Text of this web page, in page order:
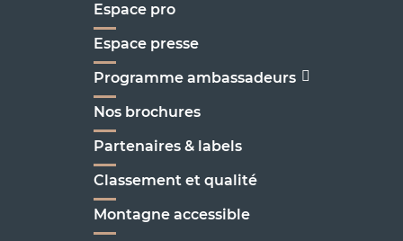
Espace pro
Espace presse
Programme ambassadeurs
Nos brochures
Partenaires & labels
Classement et qualité
Montagne accessible